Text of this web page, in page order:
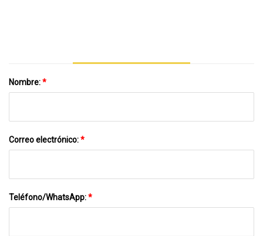
Nombre:*
Correo electrónico:*
Teléfono/WhatsApp:*